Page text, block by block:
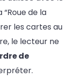
de la
les cartes au
le lecteur ne
de